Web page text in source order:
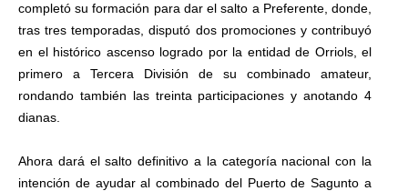
completó su formación para dar el salto a Preferente, donde,
tras tres temporadas, disputó dos promociones y contribuyó
en el histórico ascenso logrado por la entidad de Orriols, el
primero a Tercera División de su combinado amateur,
rondando también las treinta participaciones y anotando 4
dianas.
Ahora dará el salto definitivo a la categoría nacional con la
intención de ayudar al combinado del Puerto de Sagunto a